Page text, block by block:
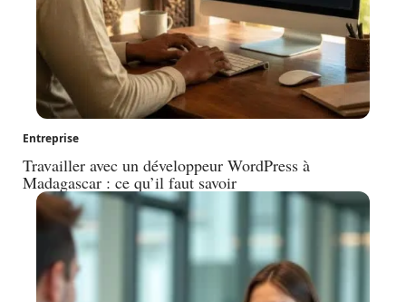
Entreprise
Travailler avec un développeur WordPress à
Madagascar : ce qu’il faut savoir